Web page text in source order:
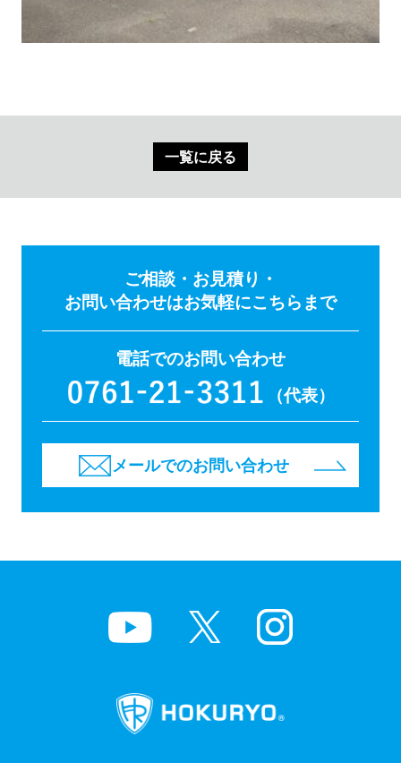
一覧に戻る
ご相談・お見積り・
お問い合わせはお気軽にこちらまで
電話でのお問い合わせ
（代表）
メールでのお問い合わせ